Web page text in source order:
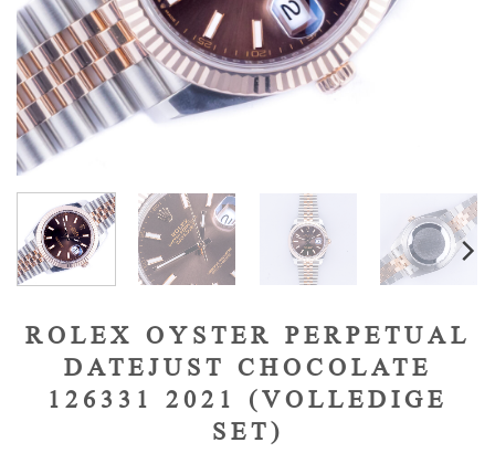
ROLEX OYSTER PERPETUAL
DATEJUST CHOCOLATE
126331 2021 (VOLLEDIGE
SET)